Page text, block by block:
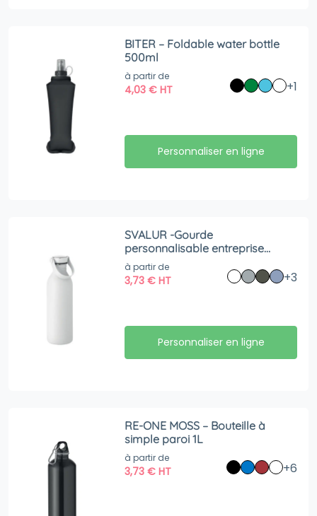
BITER – Foldable water bottle
500ml
à partir de
4,03€ HT +1
Personnaliser en ligne
SVALUR -Gourde
personnalisable entreprise
Single wall bottle 500 ml
à partir de
3,73€ HT +3
Personnaliser en ligne
RE-ONE MOSS – Bouteille à
simple paroi 1L
à partir de
3,73€ HT +6